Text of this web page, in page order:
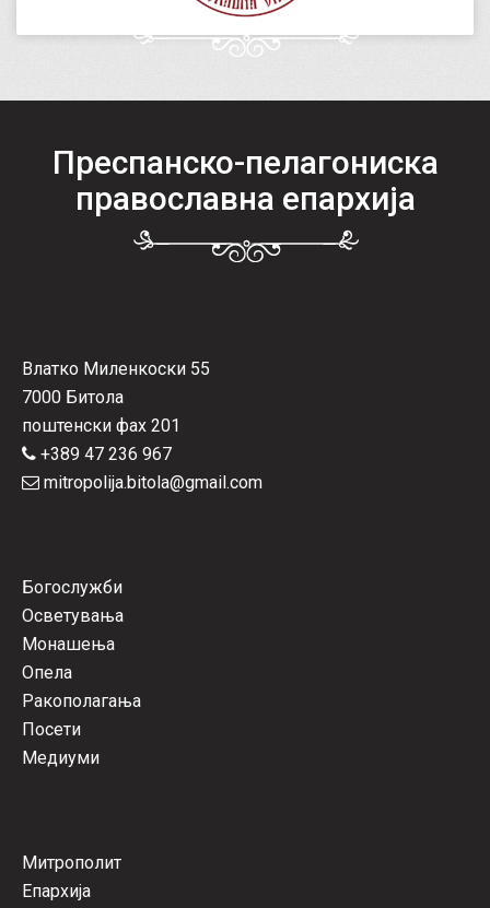
Преспанско-пелагониска
православна епархија
Влатко Миленкоски 55
7000 Битола
поштенски фах 201
+389 47 236 967
mitropolija.bitola@gmail.com
Богослужби
Осветувања
Монашења
Опела
Ракополагања
Посети
Медиуми
Митрополит
Епархија